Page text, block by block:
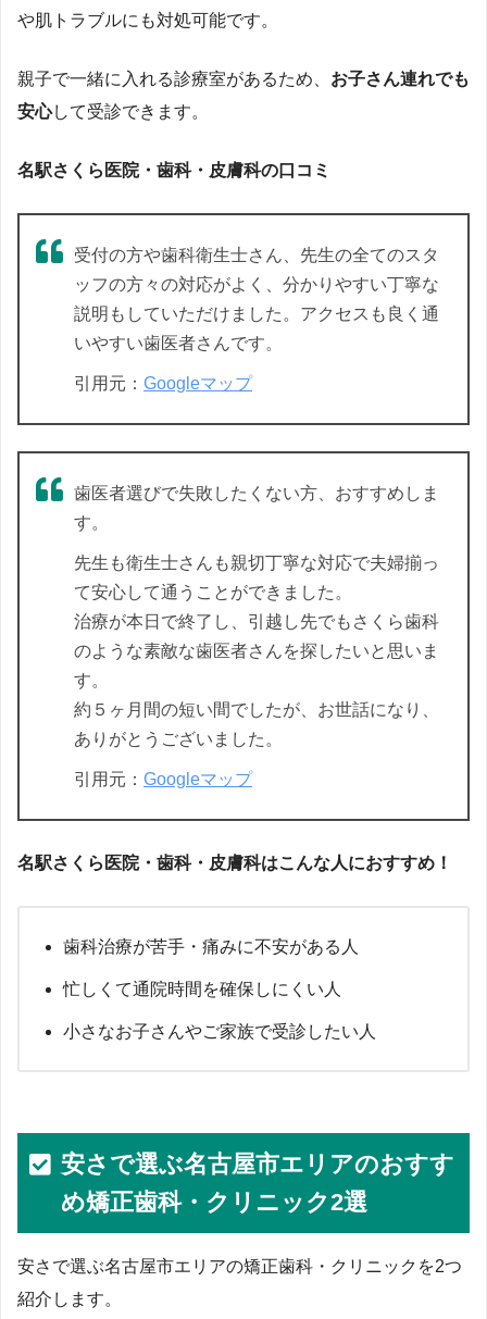
や肌トラブルにも対処可能です。
親子で一緒に入れる診療室があるため、 お子さん連れでも
安心して受診できます​。
名駅さくら医院・歯科・皮膚科の口コミ
受付の方や歯科衛生士さん、先生の全てのスタ
ッフの方々の対応がよく、分かりやすい丁寧な
説明もしていただけました。アクセスも良く通
いやすい歯医者さんです。
引用元： Googleマップ
歯医者選びで失敗したくない方、おすすめしま
す。
先生も衛生士さんも親切丁寧な対応で夫婦揃っ
て安心して通うことができました。
治療が本日で終了し、引越し先でもさくら歯科
のような素敵な歯医者さんを探したいと思いま
す。
約５ヶ月間の短い間でしたが、お世話になり、
ありがとうございました。
引用元： Googleマップ
名駅さくら医院・歯科・皮膚科はこんな人におすすめ！
歯科治療が苦手・痛みに不安がある人
忙しくて通院時間を確保しにくい人
小さなお子さんやご家族で受診したい人
安さで選ぶ名古屋市エリアのおすす
め矯正歯科・クリニック2選
安さで選ぶ名古屋市エリアの矯正歯科・クリニックを2つ
紹介します。